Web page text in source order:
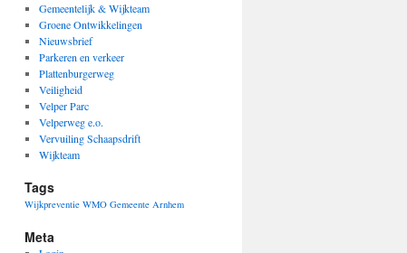
Gemeentelijk & Wijkteam
Groene Ontwikkelingen
Nieuwsbrief
Parkeren en verkeer
Plattenburgerweg
Veiligheid
Velper Parc
Velperweg e.o.
Vervuiling Schaapsdrift
Wijkteam
Tags
Wijkpreventie WMO Gemeente Arnhem
Meta